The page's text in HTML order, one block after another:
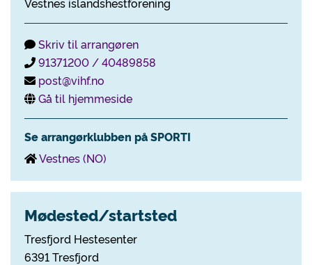
Skriv til arrangøren
91371200 / 40489858
post@vihf.no
Gå til hjemmeside
Se arrangørklubben på SPORTI
Vestnes (NO)
Mødested/startsted
Tresfjord Hestesenter
6391 Tresfjord